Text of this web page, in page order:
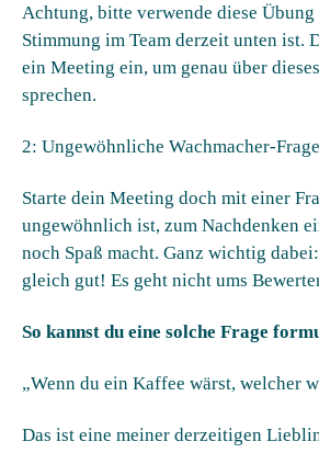
Achtung, bitte verwende diese
Stimmung im Team derzeit unten ist.
ein Meeting ein, um genau über
sprechen.
2: Ungewöhnliche Wachmacher-
Starte dein Meeting doch mit einer
ungewöhnlich ist, zum Nachdenken
noch Spaß macht. Ganz wichtig
gleich gut! Es geht nicht ums
So kannst du eine solche Frage
„Wenn du ein Kaffee wärst, welcher
Das ist eine meiner derzeitigen